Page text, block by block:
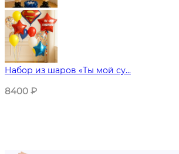
Набор из шаров «Ты мой су...
8400 ₽